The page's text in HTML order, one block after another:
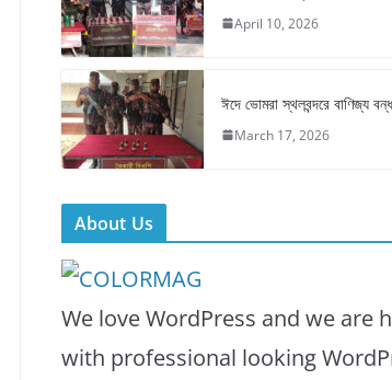
k April 10, 2026
ঈদে ভোমরা স্থলবন্দরে বাণিজ্য
March 17, 2026
About Us
We love WordPress and we are
with professional looking